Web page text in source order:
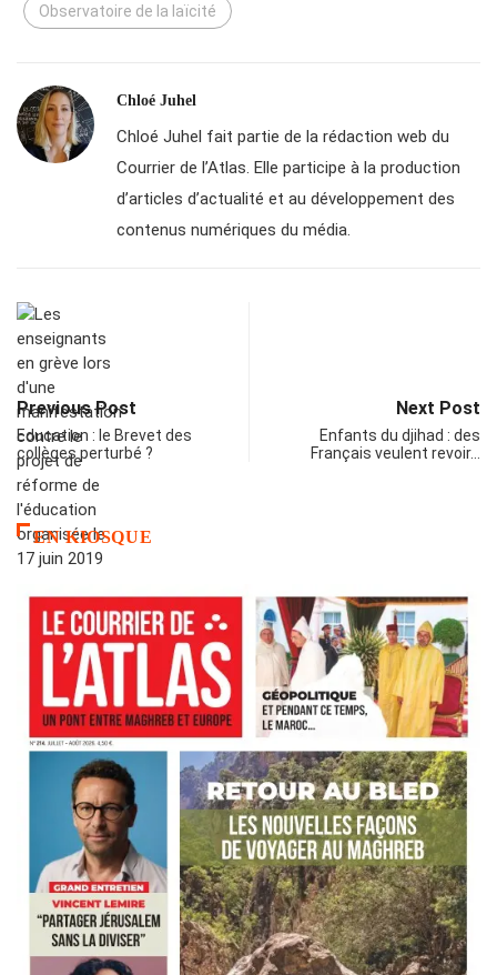
Observatoire de la laïcité
Chloé Juhel
Chloé Juhel fait partie de la rédaction web du
Courrier de l’Atlas. Elle participe à la production
d’articles d’actualité et au développement des
contenus numériques du média.
Previous Post
Education : le Brevet des
collèges perturbé ?
Next Post
Enfants du djihad : des
Français veulent revoir…
EN KIOSQUE